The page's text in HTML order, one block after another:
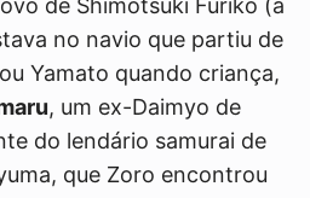
de Shimotsuki Furiko (a
no navio que partiu de
Yamato quando criança,
, um ex-Daimyo de
do lendário samurai de
que Zoro encontrou